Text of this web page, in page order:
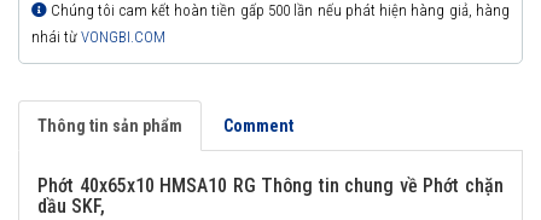
Chúng tôi cam kết hoàn tiền gấp 500 lần nếu phát hiện hàng giả, hàng
nhái từ VONGBI.COM
Thông tin sản phẩm Comment
Phớt 40x65x10 HMSA10 RG Thông tin chung về Phớt chặn
dầu SKF,